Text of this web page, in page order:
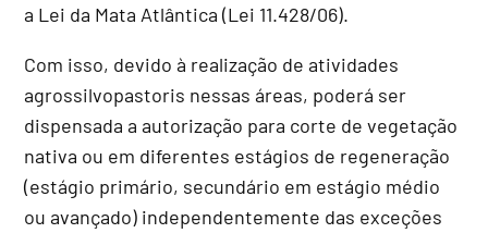
a Lei da Mata Atlântica (Lei 11.428/06).
Com isso, devido à realização de atividades
agrossilvopastoris nessas áreas, poderá ser
dispensada a autorização para corte de vegetação
nativa ou em diferentes estágios de regeneração
(estágio primário, secundário em estágio médio
ou avançado) independentemente das exceções